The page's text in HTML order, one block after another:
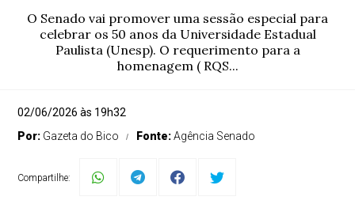
O Senado vai promover uma sessão especial para
celebrar os 50 anos da Universidade Estadual
Paulista (Unesp). O requerimento para a
homenagem ( RQS...
02/06/2026 às 19h32
Por: Gazeta do Bico Fonte:Agência Senado
Compartilhe: